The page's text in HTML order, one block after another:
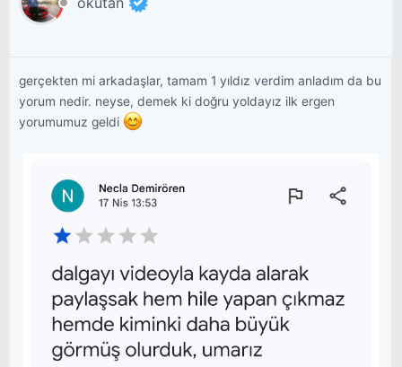
gerçekten mi arkadaşlar, tamam 1 yıldız verdim anladım da bu
yorum nedir. neyse, demek ki doğru yoldayız ilk ergen
yorumumuz geldi